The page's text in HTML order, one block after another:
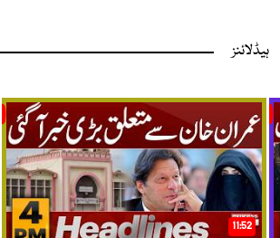
ہیڈلائنز
11:52